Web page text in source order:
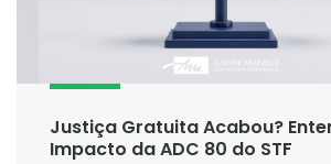
Justiça Gratuita Acabou?
Impacto da ADC 80 do STF